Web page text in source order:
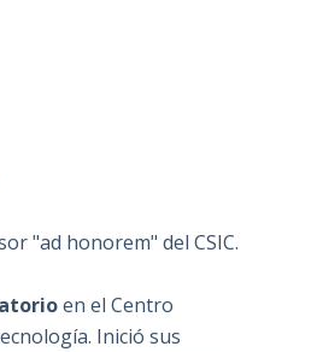
"ad honorem" del CSIC.
en el Centro
Inició sus